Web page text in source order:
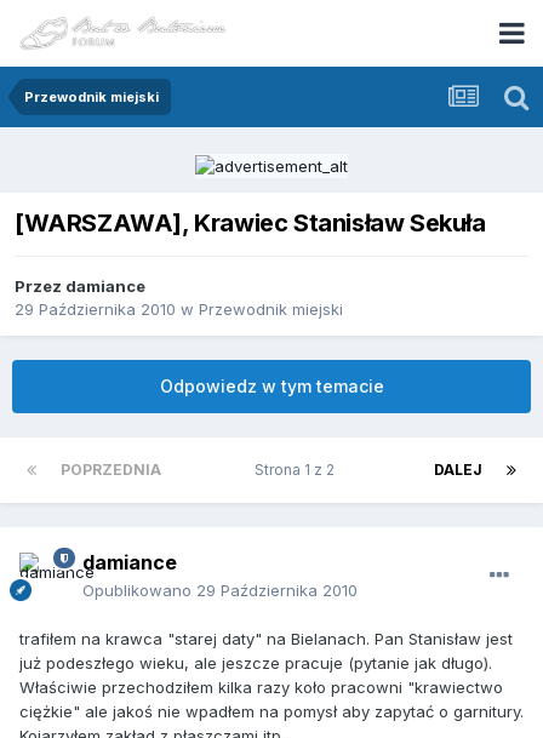
Przewodnik miejski
[WARSZAWA], Krawiec Stanisław Sekuła
Przez damiance
29 Października 2010 w Przewodnik miejski
Odpowiedz w tym temacie
POPRZEDNIA DALEJ
Strona 1 z 2
damiance
Opublikowano 29 Października 2010
trafiłem na krawca "starej daty" na Bielanach. Pan Stanisław jest
już podeszłego wieku, ale jeszcze pracuje (pytanie jak długo).
Właściwie przechodziłem kilka razy koło pracowni "krawiectwo
ciężkie" ale jakoś nie wpadłem na pomysł aby zapytać o garnitury.